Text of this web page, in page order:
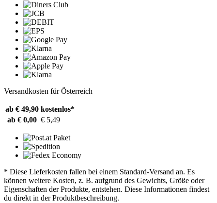
Versandkosten für Österreich
ab € 49,90 kostenlos*
ab € 0,00 € 5,49
* Diese Lieferkosten fallen bei einem Standard-Versand an. Es
können weitere Kosten, z. B. aufgrund des Gewichts, Größe oder
Eigenschaften der Produkte, entstehen. Diese Informationen findest
du direkt in der Produktbeschreibung.